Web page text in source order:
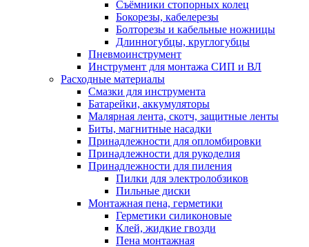
Съёмники стопорных колец
Бокорезы, кабелерезы
Болторезы и кабельные ножницы
Длинногубцы, круглогубцы
Пневмоинструмент
Инструмент для монтажа СИП и ВЛ
Расходные материалы
Смазки для инструмента
Батарейки, аккумуляторы
Малярная лента, скотч, защитные ленты
Биты, магнитные насадки
Принадлежности для опломбировки
Принадлежности для рукоделия
Принадлежности для пиления
Пилки для электролобзиков
Пильные диски
Монтажная пена, герметики
Герметики силиконовые
Клей, жидкие гвозди
Пена монтажная